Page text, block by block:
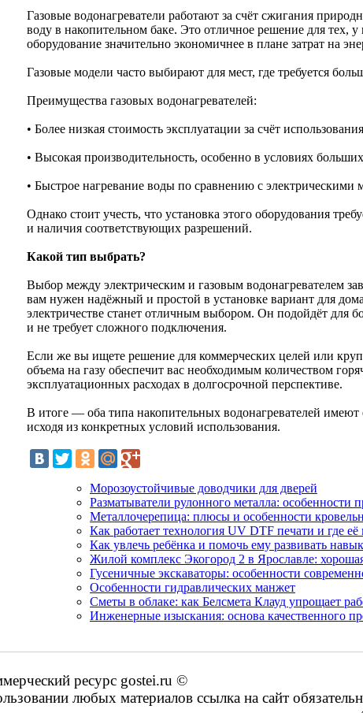
Газовые водонагреватели работают за счёт сжигания
воду в накопительном баке. Это отличное решение для тех, у
оборудование значительно экономичнее в плане затрат на
Газовые модели часто выбирают для мест, где требуется
Преимущества газовых водонагревателей:
• Более низкая стоимость эксплуатации за счёт
• Высокая производительность, особенно в условиях
• Быстрое нагревание воды по сравнению с электрическими
Однако стоит учесть, что установка этого оборудования
и наличия соответствующих разрешений.
Какой тип выбрать?
Выбор между электрическим и газовым водонагревателем
вам нужен надёжный и простой в установке вариант для
электричестве станет отличным выбором. Он подойдёт для
и не требует сложного подключения.
Если же вы ищете решение для коммерческих целей или
объема на газу обеспечит вас необходимым количеством
эксплуатационных расходах в долгосрочной перспективе.
В итоге — оба типа накопительных водонагревателей
исходя из конкретных условий использования.
Морозоустойчивые доводчики для дверей
Разматыватели рулонного металла: особенности
Металлочерепица: плюсы и особенности
Как работает технология UV DTF печати и где
Как увлечь ребёнка и помочь ему развивать
Жилой комплекс Экогород 2 в Ярославле:
Гусеничные экскаваторы: особенности
Особенности гидравлических манжет
Сметы в облаке: как Белсмета Клауд упрощает
Инженерные изыскания: основа качественного
ресурс gostei.ru ©
любых материалов ссылка на сайт